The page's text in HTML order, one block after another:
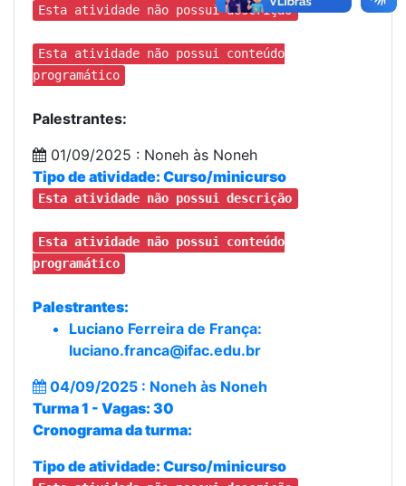
Esta atividade não possui descrição
Esta atividade não possui conteúdo
programático
Palestrantes:
01/09/2025 : Noneh às Noneh
Tipo de atividade: Curso/minicurso
Esta atividade não possui descrição
Esta atividade não possui conteúdo
programático
Palestrantes:
Luciano Ferreira de França:
luciano.franca@ifac.edu.br
04/09/2025 : Noneh às Noneh
Turma 1 - Vagas: 30
Cronograma da turma:
Tipo de atividade: Curso/minicurso